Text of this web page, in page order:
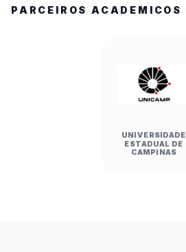
PARCEIROS ACADEMICOS
UNIVERSIDADE
ESTADUAL DE
CAMPINAS